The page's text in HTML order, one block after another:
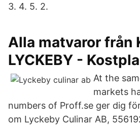
3. 4. 5. 2.
Alla matvaror från
LYCKEBY -
At the
markets
numbers of Proff.se ger dig
om Lyckeby Culinar AB,